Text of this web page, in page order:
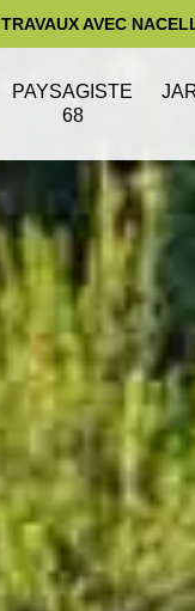
TRAVAUX AVEC
PAYSAGISTE
68